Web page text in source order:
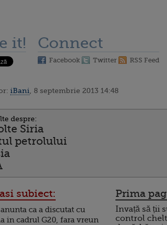
it! Connect
Facebook Twitter RSS Feed
iBani , 8 septembrie 2013 14:48
despre:
Siria
petrolului
subiect:
ca a discutat cu
in cadrul G20, fara vreun
Prima
Invață să ții
control